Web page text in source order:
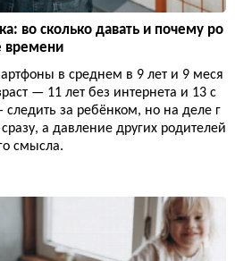
во сколько давать и почему ро
времени
в среднем в 9 лет и 9 меся
— 11 лет без интернета и 13 с
за ребёнком, но на деле г
а давление других родителей
смысла.